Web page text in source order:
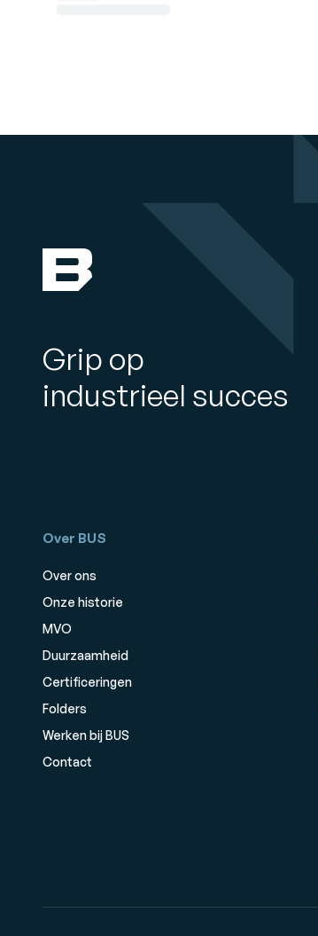
Grip op
industrieel succes
Over BUS
Over ons
Onze historie
MVO
Duurzaamheid
Certificeringen
Folders
Werken bij BUS
Contact